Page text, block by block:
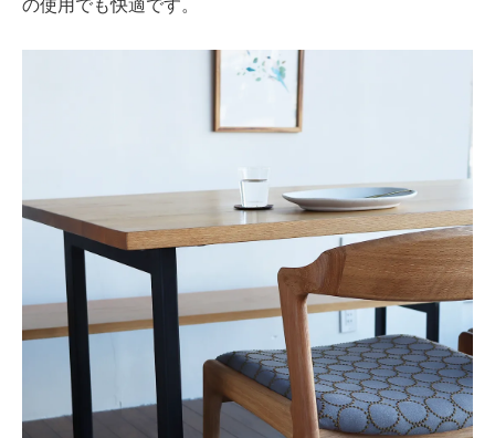
の使用でも快適です。